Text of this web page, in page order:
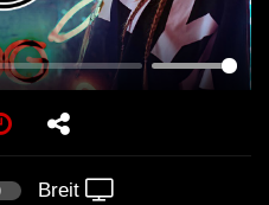
Breit